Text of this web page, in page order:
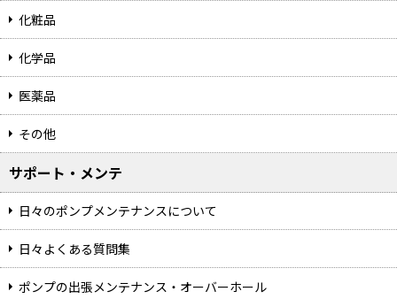
化粧品
化学品
医薬品
その他
サポート・メンテ
日々のポンプメンテナンスについて
日々よくある質問集
ポンプの出張メンテナンス・オーバーホール